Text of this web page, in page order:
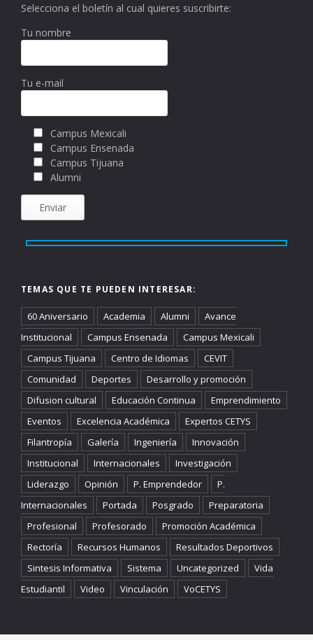
Selecciona el boletín al cual quieres suscribirte:
Tu nombre
Tu e-mail
Campus Mexicali
Campus Ensenada
Campus Tijuana
Alumni
TEMAS QUE TE PUEDEN INTERESAR:
60 Aniversario Academia Alumni
Avance
Institucional
Campus Ensenada
Campus Mexicali
Campus Tijuana
Centro de Idiomas
CEVIT
Comunidad
Deportes
Desarrollo y promoción
Difusion cultural
Educación Continua
Emprendimiento
Eventos
Excelencia Académica
Expertos CETYS
Filantropía
Galería Ingeniería
Innovación
Institucional
Internacionales
Investigación
Liderazgo
Opinión P. Emprendedor
P.
Internacionales
Portada Posgrado
Preparatoria
Profesional
Profesorado
Promoción Académica
Rectoría
Recursos Humanos
Resultados Deportivos
Sintesis Informativa
Sistema Uncategorized
Vida
Estudiantil
Video Vinculación VoCETYS